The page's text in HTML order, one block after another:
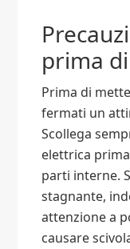
prima
Prima di
fermati un
Scollega
elettrica
parti interne.
stagnante,
attenzione a
causare